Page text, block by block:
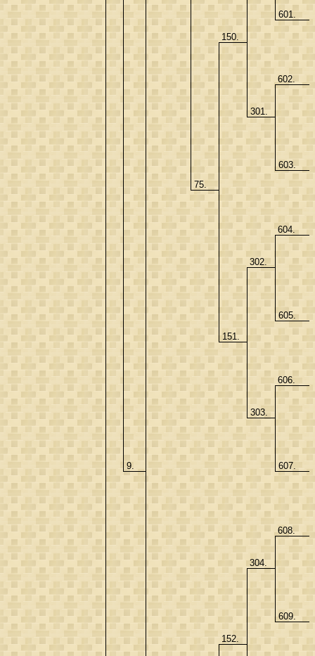
9.
75.
150.
601.
301.
602.
603.
151.
302.
604.
605.
303.
606.
607.
152.
304.
608.
609.